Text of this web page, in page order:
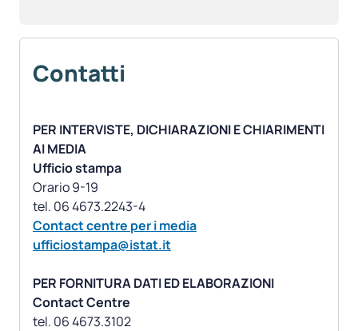
Contatti
PER INTERVISTE, DICHIARAZIONI E CHIARIMENTI
AI MEDIA
Ufficio stampa
Orario 9-19
Contact centre per i media
ufficiostampa@istat.it
PER FORNITURA DATI ED ELABORAZIONI
Contact Centre